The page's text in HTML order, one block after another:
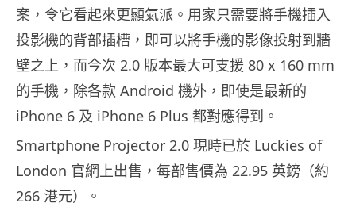
案，令它看起來更顯氣派。用家只需要將手機插入
投影機的背部插槽，即可以將手機的影像投射到牆
壁之上，而今次 2.0 版本最大可支援 80 x 160 mm
的手機，除各款 Android 機外，即使是最新的
iPhone 6 及 iPhone 6 Plus 都對應得到。
Smartphone Projector 2.0 現時已於 Luckies of
London 官網上出售，每部售價為 22.95 英鎊（約
266 港元）。